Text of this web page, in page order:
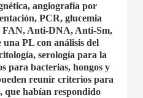
angiografía por
PCR, glucemia
FAN, Anti-DNA, Anti-Sm,
PL con análisis del
serología para la
para bacterias, hongos y
reunir criterios para
que habían respondido